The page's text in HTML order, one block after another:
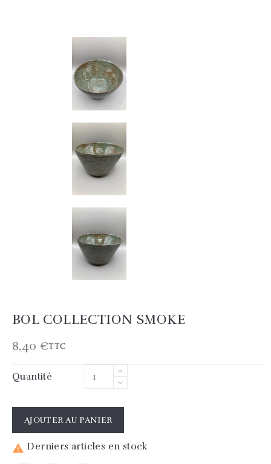
BOL COLLECTION SMOKE
8,40 €TTC
Quantité
AJOUTER AU PANIER
 Derniers articles en stock